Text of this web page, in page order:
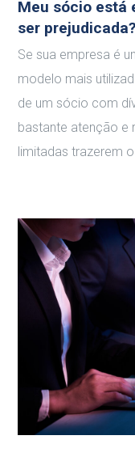
Meu sócio está
ser prejudicada?
Se sua empresa é
modelo mais
de um sócio com
bastante atenção e
limitadas trazerem